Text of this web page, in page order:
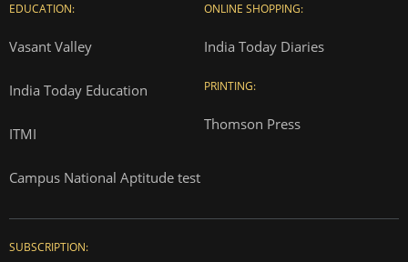
EDUCATION:
Vasant Valley
India Today Education
ITMI
Campus National Aptitude test
ONLINE SHOPPING:
India Today Diaries
PRINTING:
Thomson Press
SUBSCRIPTION: